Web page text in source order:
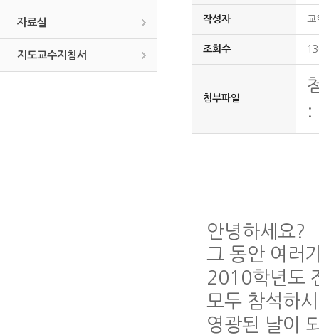
자료실
지도교수지침서
작성자 교
조회수
첨부파일
:
안녕하세요?
그 동안 여러
2010학년도
모두 참석하
영광된 날이